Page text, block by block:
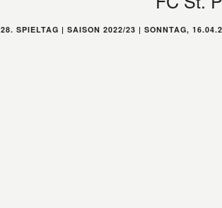
28. SPIELTAG | SAISON 2022/23 | SONNTAG,